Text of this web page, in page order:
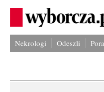
Nekrologi Odeszli